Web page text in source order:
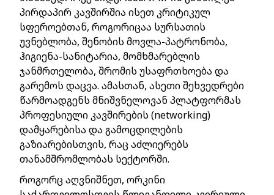
პირდაპირ კავშირშია ისეთ კრიტიკულ
სფეროებთან, როგორიცაა სურსათის
უვნებლობა, შენობის მოვლა-პატრონობა,
ჰიგიენა-სანიტარია, მომხმარებლის
ჯანმრთელობა, შრომის უსაფრთხოება და
გარემოს დაცვა. ამასთან, ასეთი შეხვედრები
წარმოადგენს მნიშვნელოვან პლატფორმას
პროფესიული კავშირების (networking)
დამყარებისა და გამოცდილების
გაზიარებისთვის, რაც აძლიერებს
თანამშრომლობას სექტორში.
როგორც აღვნიშნეთ, ორკინი